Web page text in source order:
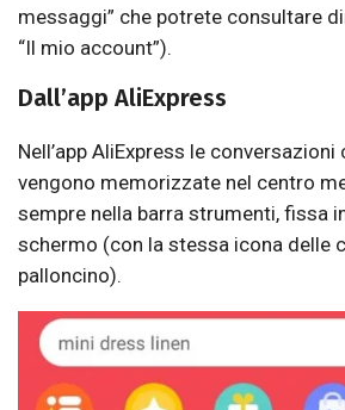
messaggi” che potrete consultare
“Il mio account”).
Dall’app AliExpress
Nell’app AliExpress le
vengono memorizzate nel centro
sempre nella barra strumenti, fissa
schermo (con la stessa icona delle
palloncino).